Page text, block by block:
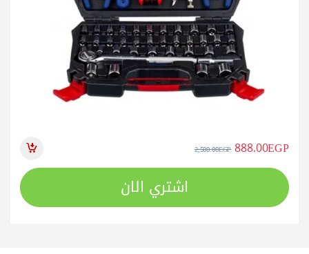
888.00EGP
2,500.00EGP
اشتري الان